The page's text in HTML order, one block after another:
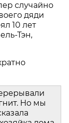
случайно
дяди
10 лет
Тэн,
Но мы